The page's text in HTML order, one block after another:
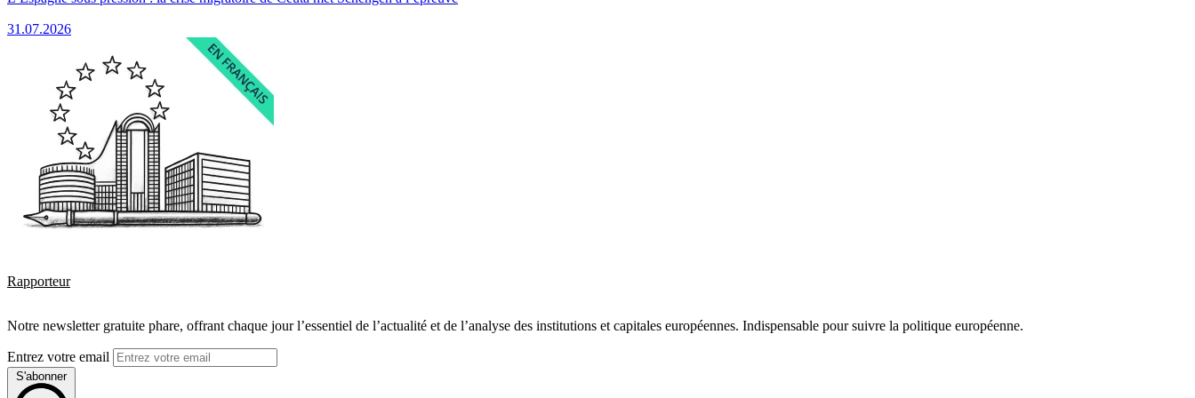
31.07.2026
Rapporteur
Notre newsletter gratuite phare, offrant chaque jour l’essentiel de l’actualité et de l’analyse des institutions et capitales européennes. Indispensable pour suivre la politique européenne.
Entrez votre email
S'abonner